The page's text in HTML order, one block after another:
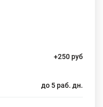
+250 руб
до 5 раб. дн.